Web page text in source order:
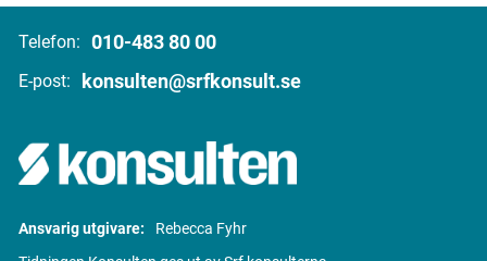
Telefon: 010-483 80 00
E-post: konsulten@srfkonsult.se
Ansvarig utgivare:
Rebecca Fyhr